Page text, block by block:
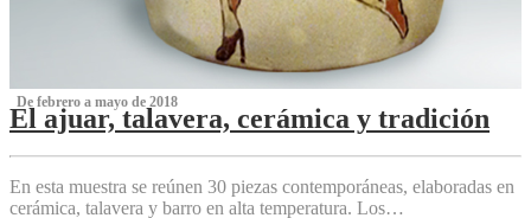
‌ De febrero a mayo de 2018
El ajuar, talavera, cerámica y tradición
‌
En esta muestra se reúnen 30 piezas contemporáneas, elaboradas en
cerámica, talavera y barro en alta temperatura. Los…